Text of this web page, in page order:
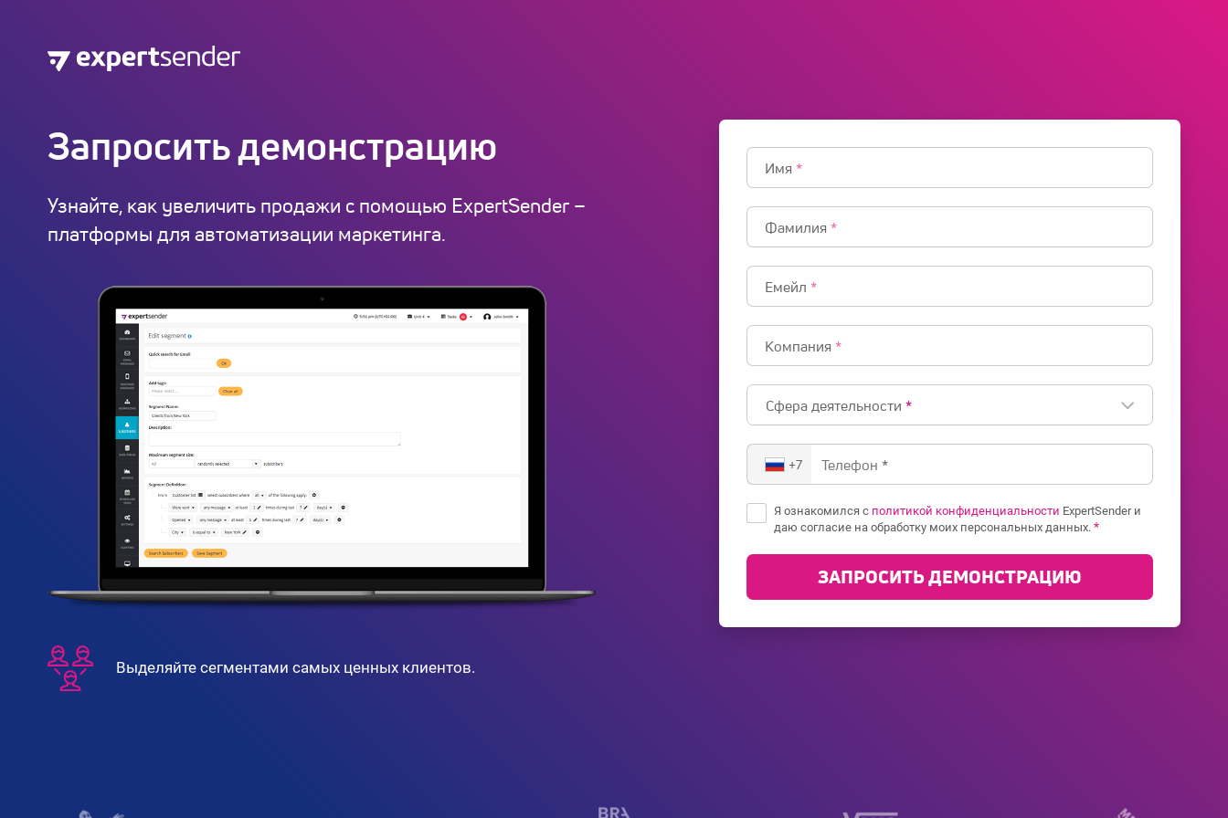
Запросить демонстрацию
Узнайте, как увеличить продажи с помощью ExpertSender –
платформы для автоматизации маркетинга.
Выделяйте сегментами самых ценных клиентов.
Имя *
Фамилия *
Емейл *
Компания *
Сфера деятельности *
+7
Я ознакомился с политикой конфиденциальности ExpertSender и
даю согласие на обработку моих персональных данных. *
ЗАПРОСИТЬ ДЕМОНСТРАЦИЮ